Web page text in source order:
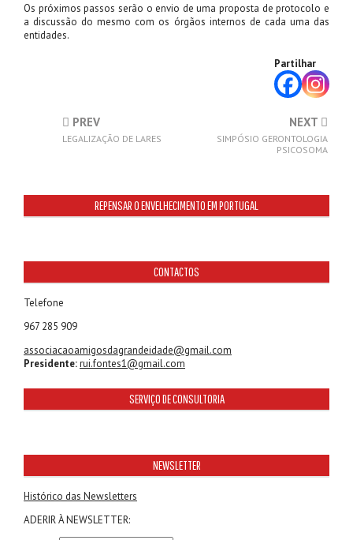
Os próximos passos serão o envio de uma proposta de protocolo e
a discussão do mesmo com os órgãos internos de cada uma das
entidades.
Partilhar
PREV
LEGALIZAÇÃO DE LARES
NEXT
SIMPÓSIO GERONTOLOGIA
PSICOSOMA
REPENSAR O ENVELHECIMENTO EM PORTUGAL
CONTACTOS
Telefone
967 285 909
associacaoamigosdagrandeidade@gmail.com
Presidente:rui.fontes1@gmail.com
SERVIÇO DE CONSULTORIA
NEWSLETTER
Histórico das Newsletters
ADERIR À NEWSLETTER: